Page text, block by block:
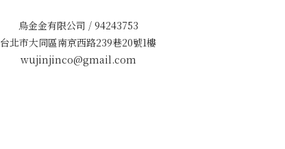
烏金金有限公司 / 94243753
台北市大同區南京西路239巷20號1樓
wujinjinco@gmail.com